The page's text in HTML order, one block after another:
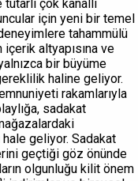
çok kanallı
için yeni bir temel
tahammülü
altyapısına ve
bir büyüme
haline geliyor.
rakamlarıyla
sadakat
geliyor. Sadakat
geçtiği göz önünde
olgunluğu kilit önem